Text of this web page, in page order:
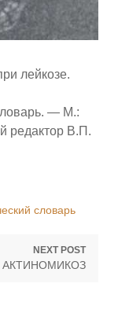
лейкозе.
— М.:
редактор В.П.
словарь
NEXT POST
Next
АКТИНОМИКОЗ